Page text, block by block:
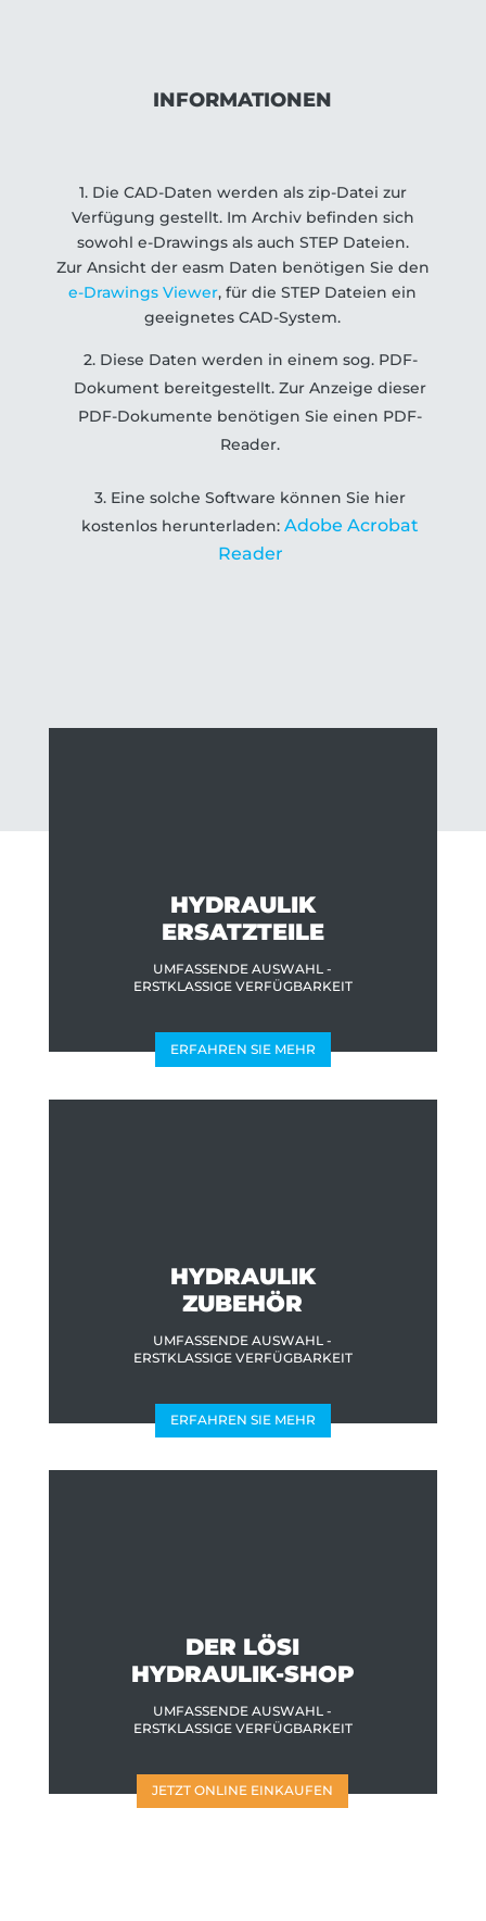
INFORMATIONEN
1. Die CAD-Daten werden als zip-Datei zur
Verfügung gestellt. Im Archiv befinden sich
sowohl e-Drawings als auch STEP Dateien.
Zur Ansicht der easm Daten benötigen Sie den
e-Drawings Viewer, für die STEP Dateien ein
geeignetes CAD-System.
2. Diese Daten werden in einem sog. PDF-
Dokument bereitgestellt. Zur Anzeige dieser
PDF-Dokumente benötigen Sie einen PDF-
Reader.
3. Eine solche Software können Sie hier
kostenlos herunterladen:Adobe Acrobat
Reader
HYDRAULIK
ERSATZTEILE
UMFASSENDE AUSWAHL -
ERSTKLASSIGE VERFÜGBARKEIT
ERFAHREN SIE MEHR
HYDRAULIK
ZUBEHÖR
UMFASSENDE AUSWAHL -
ERSTKLASSIGE VERFÜGBARKEIT
ERFAHREN SIE MEHR
DER LÖSI
HYDRAULIK-SHOP
UMFASSENDE AUSWAHL -
ERSTKLASSIGE VERFÜGBARKEIT
JETZT ONLINE EINKAUFEN